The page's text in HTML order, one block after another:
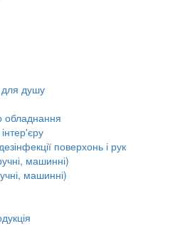
душу
обладнання
поверхонь і рук
машинні)
машинні)